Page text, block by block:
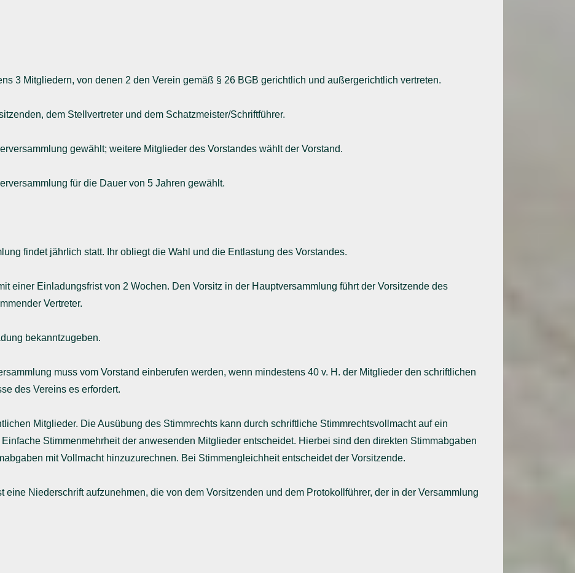
3 Mitgliedern, von denen 2 den Verein gemäß § 26 BGB gerichtlich und außergerichtlich vertreten.
dem Stellvertreter und dem Schatzmeister/Schriftführer.
gewählt; weitere Mitglieder des Vorstandes wählt der Vorstand.
für die Dauer von 5 Jahren gewählt.
findet jährlich statt. Ihr obliegt die Wahl und die Entlastung des Vorstandes.
einer Einladungsfrist von 2 Wochen. Den Vorsitz in der Hauptversammlung führt der Vorsitzende des
Vertreter.
bekanntzugeben.
muss vom Vorstand einberufen werden, wenn mindestens 40 v. H. der Mitglieder den schriftlichen
des Vereins es erfordert.
Mitglieder. Die Ausübung des Stimmrechts kann durch schriftliche Stimmrechtsvollmacht auf ein
Stimmenmehrheit der anwesenden Mitglieder entscheidet. Hierbei sind den direkten Stimmabgaben
mit Vollmacht hinzuzurechnen. Bei Stimmengleichheit entscheidet der Vorsitzende.
eine Niederschrift aufzunehmen, die von dem Vorsitzenden und dem Protokollführer, der in der Versammlung